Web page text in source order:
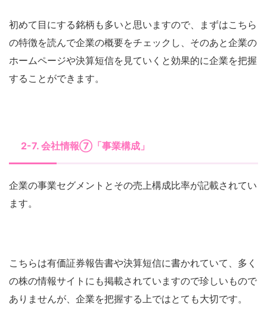
初めて目にする銘柄も多いと思いますので、まずはこちら
の特徴を読んで企業の概要をチェックし、そのあと企業の
ホームページや決算短信を見ていくと効果的に企業を把握
することができます。
2-7. 会社情報⑦「事業構成」
企業の事業セグメントとその売上構成比率が記載されてい
ます。
こちらは有価証券報告書や決算短信に書かれていて、多く
の株の情報サイトにも掲載されていますので珍しいもので
ありませんが、企業を把握する上ではとても大切です。